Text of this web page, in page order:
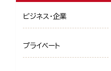
ビジネス・企業
プライベート